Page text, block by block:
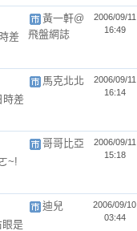
差
黃一軒@
飛盤網誌
2006/09/11
16:49
時差
馬克北北
2006/09/11
16:14
~!
哥哥比亞
2006/09/11
15:18
眼是
迪兒
2006/09/10
03:44